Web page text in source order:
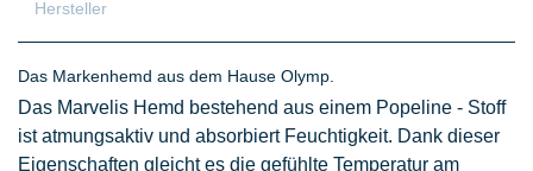
Hersteller
Das Markenhemd aus dem Hause Olymp.
Das Marvelis Hemd bestehend aus einem Popeline - Stoff
ist atmungsaktiv und absorbiert Feuchtigkeit. Dank dieser
Eigenschaften gleicht es die gefühlte Temperatur am